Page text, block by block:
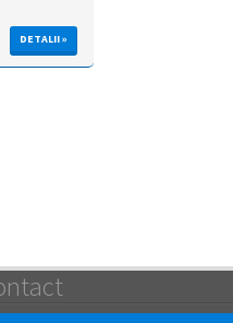
DETALII »